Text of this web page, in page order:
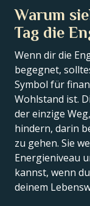
Warum
Tag die
Wenn dir die
begegnet,
Symbol für
Wohlstand ist.
der einzige
hindern, darin
zu gehen. Sie
Energieniveau
kannst, wenn
deinem